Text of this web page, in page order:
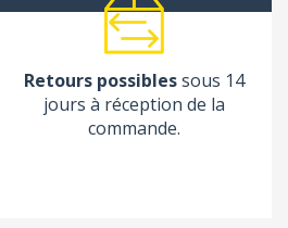
Retours possiblessous 14
jours à réception de la
commande.